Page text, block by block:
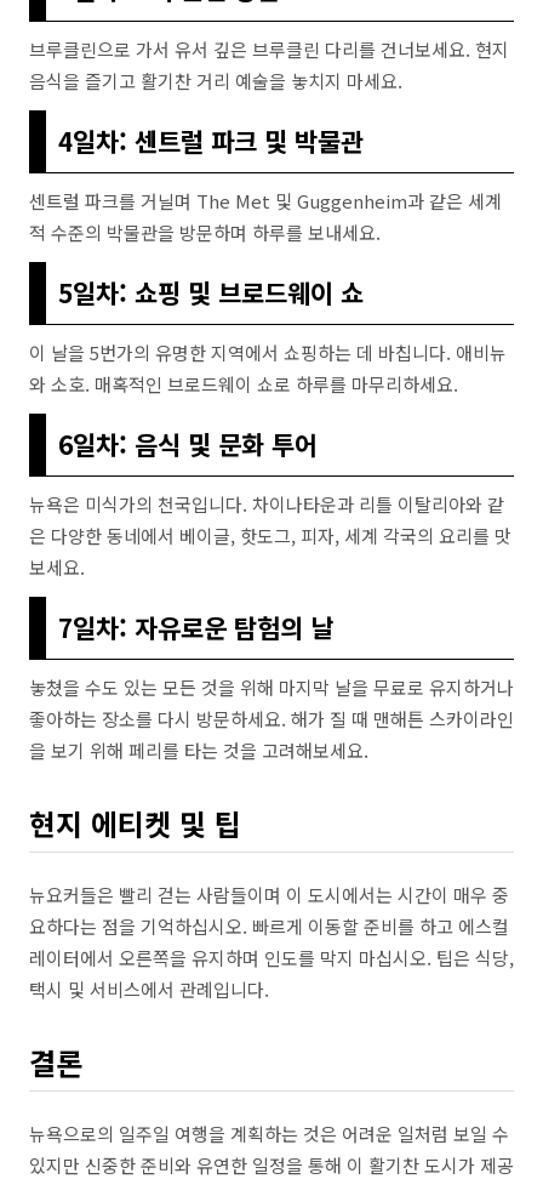
브루클린으로 가서 유서 깊은 브루클린 다리를 건너보세요. 현지
음식을 즐기고 활기찬 거리 예술을 놓치지 마세요.
4일차: 센트럴 파크 및 박물관
센트럴 파크를 거닐며 The Met 및 Guggenheim과 같은 세계
적 수준의 박물관을 방문하며 하루를 보내세요.
5일차: 쇼핑 및 브로드웨이 쇼
이 날을 5번가의 유명한 지역에서 쇼핑하는 데 바칩니다. 애비뉴
와 소호. 매혹적인 브로드웨이 쇼로 하루를 마무리하세요.
6일차: 음식 및 문화 투어
뉴욕은 미식가의 천국입니다. 차이나타운과 리틀 이탈리아와 같
은 다양한 동네에서 베이글, 핫도그, 피자, 세계 각국의 요리를 맛
보세요.
7일차: 자유로운 탐험의 날
놓쳤을 수도 있는 모든 것을 위해 마지막 날을 무료로 유지하거나
좋아하는 장소를 다시 방문하세요. 해가 질 때 맨해튼 스카이라인
을 보기 위해 페리를 타는 것을 고려해보세요.
현지 에티켓 및 팁
뉴요커들은 빨리 걷는 사람들이며 이 도시에서는 시간이 매우 중
요하다는 점을 기억하십시오. 빠르게 이동할 준비를 하고 에스컬
레이터에서 오른쪽을 유지하며 인도를 막지 마십시오. 팁은 식당,
택시 및 서비스에서 관례입니다.
결론
뉴욕으로의 일주일 여행을 계획하는 것은 어려운 일처럼 보일 수
있지만 신중한 준비와 유연한 일정을 통해 이 활기찬 도시가 제공